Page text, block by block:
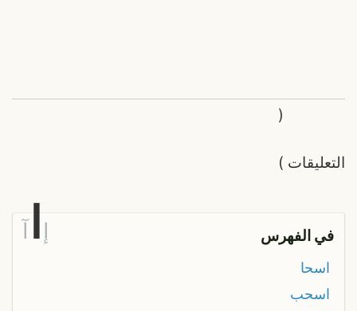
التعليقات
(
)
في الفهرس إ آ
اسحا
اسحب